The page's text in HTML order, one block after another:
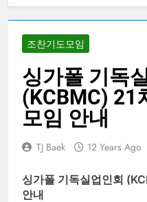
조찬기도모임
싱가폴 기독
(KCBMC) 21
모임 안내
TJ Baek 12 Years Ago
싱가폴 기독실업인회
안내